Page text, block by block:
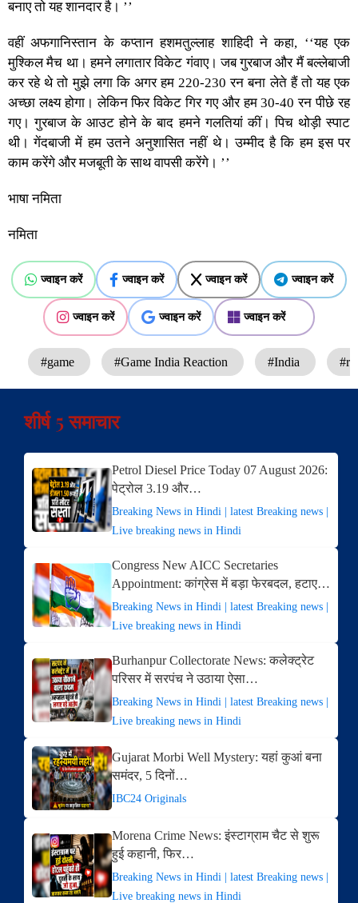
बनाए तो यह शानदार है। ’’
वहीं अफगानिस्तान के कप्तान हशमतुल्लाह शाहिदी ने कहा, ‘‘यह एक
मुश्किल मैच था। हमने लगातार विकेट गंवाए। जब गुरबाज और मैं बल्लेबाजी
कर रहे थे तो मुझे लगा कि अगर हम 220-230 रन बना लेते हैं तो यह एक
अच्छा लक्ष्य होगा। लेकिन फिर विकेट गिर गए और हम 30-40 रन पीछे रह
गए। गुरबाज के आउट होने के बाद हमने गलतियां कीं। पिच थोड़ी स्पाट
थी। गेंदबाजी में हम उतने अनुशासित नहीं थे। उम्मीद है कि हम इस पर
काम करेंगे और मजबूती के साथ वापसी करेंगे। ’’
भाषा नमिता
नमिता
ज्वाइन करें ज्वाइन करें ज्वाइन करें ज्वाइन करें
ज्वाइन करें ज्वाइन करें ज्वाइन करें
#game #Game India Reaction #India
शीर्ष 5 समाचार
Petrol Diesel Price Today 07 August 2026:
पेट्रोल 3.19 और…
Breaking News in Hindi | latest Breaking news |
Live breaking news in Hindi
Congress New AICC Secretaries
Appointment: कांग्रेस में बड़ा फेरबदल, हटाए…
Breaking News in Hindi | latest Breaking news |
Live breaking news in Hindi
Burhanpur Collectorate News: कलेक्ट्रेट
परिसर में सरपंच ने उठाया ऐसा…
Breaking News in Hindi | latest Breaking news |
Live breaking news in Hindi
Gujarat Morbi Well Mystery: यहां कुआं बना
समंदर, 5 दिनों…
IBC24 Originals
Morena Crime News: इंस्टाग्राम चैट से शुरू
हुई कहानी, फिर…
Breaking News in Hindi | latest Breaking news |
Live breaking news in Hindi